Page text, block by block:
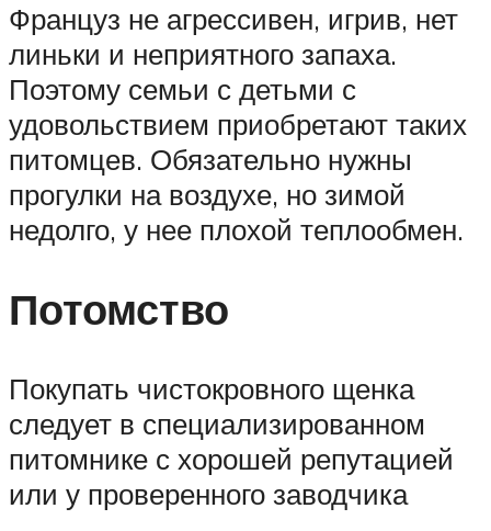
Француз не агрессивен, игрив, нет
линьки и неприятного запаха.
Поэтому семьи с детьми с
удовольствием приобретают таких
питомцев. Обязательно нужны
прогулки на воздухе, но зимой
недолго, у нее плохой теплообмен.
Потомство
Покупать чистокровного щенка
следует в специализированном
питомнике с хорошей репутацией
или у проверенного заводчика